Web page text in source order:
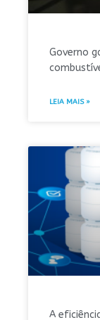
Governo
LEIA MAIS »
A